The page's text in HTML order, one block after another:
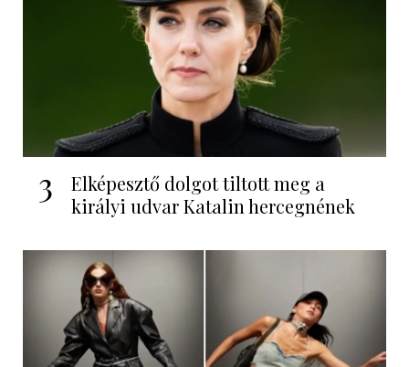
3
Elképesztő dolgot tiltott meg a
királyi udvar Katalin hercegnének